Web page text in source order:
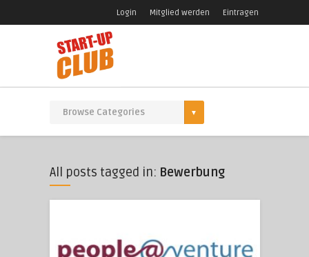
Login Mitglied werden Eintragen
All posts tagged in: Bewerbung